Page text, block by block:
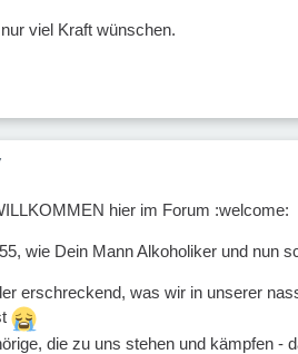
viel Kraft wünschen.
hier im Forum :welcome:
wie Dein Mann Alkoholiker und nun
erschreckend, was wir in unserer
die zu uns stehen und kämpfen -